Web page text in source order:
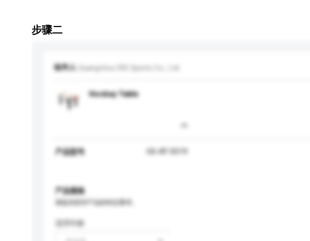
步骤二
收件人 Guangzhou RIS Sports Co., Ltd
Hockey Table
产品型号 GS-AT-5019
产品规格
适用年龄